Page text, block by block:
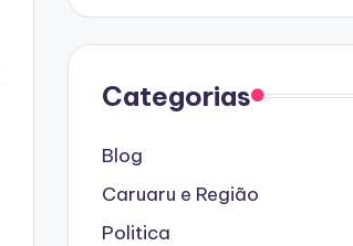
Categorias
Blog
Caruaru e Região
Politica